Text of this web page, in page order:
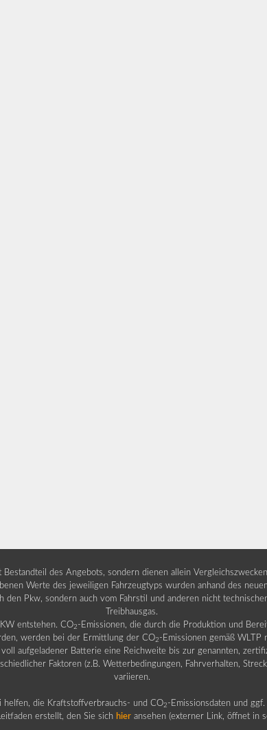
des Angebots, sondern dienen allein
Werte des jeweiligen Fahrzeugtyps wurden anhand des
Pkw, sondern auch vom Fahrstil und anderen nicht
Treibhausgas.
entstehen. CO2 -Emissionen, die durch die Produktion und
werden bei der Ermittlung der CO2 -Emissionen gemäß WLTP
aufgeladener Batterie eine Reichweite bis zur genannten,
Faktoren (z.B. Wetterbedingungen, Fahrverhalten,
variieren.
die Kraftstoffverbrauchs- und CO2 -Emissionsdaten und
erstellt, den Sie sich hier ansehen (externer Link, öffnet in